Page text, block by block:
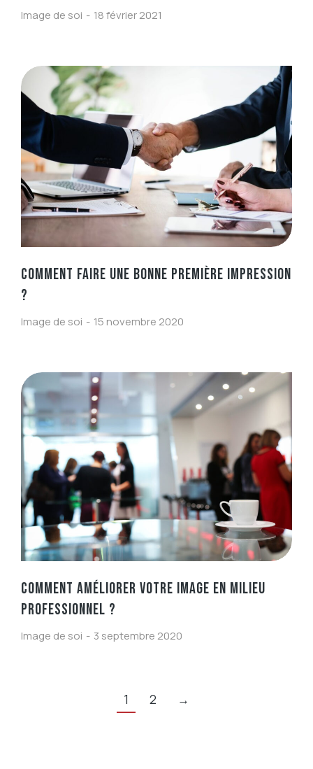
Image de soi 18 février 2021
COMMENT FAIRE UNE BONNE PREMIÈRE IMPRESSION
?
Image de soi 15 novembre 2020
COMMENT AMÉLIORER VOTRE IMAGE EN MILIEU
PROFESSIONNEL ?
Image de soi 3 septembre 2020
1 2 →